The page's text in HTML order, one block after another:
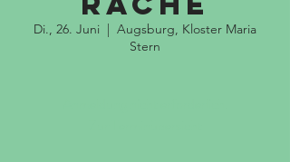
Di., 26. Juni
  |
Augsburg, Kloster Maria
Stern